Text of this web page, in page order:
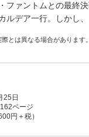
ファントムとの最終
ルデア一行。しかし、
とは異なる場合があります。
25日
ページ
円＋税）